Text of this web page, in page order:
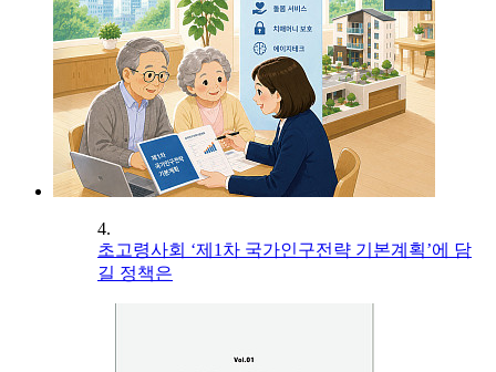
4.
초고령사회 ‘제1차 국가인구전략 기본계획’에 담
길 정책은